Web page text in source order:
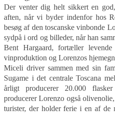
Der venter dig helt sikkert en
aften, når vi byder indenfor hos
besøg af den toscanske vinbonde
sydpå i ord og billeder, når han
Bent Hargaard, fortæller
vinproduktion og Lorenzos
Miceli driver sammen med sin
Sugame i det centrale Toscana
årligt producerer 20.000
producerer Lorenzo også
turister, der holder ferie i en af de